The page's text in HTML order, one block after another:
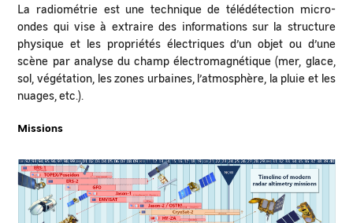
La radiométrie est une technique de télédétection micro-
ondes qui vise à extraire des informations sur la structure
physique et les propriétés électriques d’un objet ou d’une
scène par analyse du champ électromagnétique (mer, glace,
sol, végétation, les zones urbaines, l’atmosphère, la pluie et les
nuages, ​​etc.).
Missions